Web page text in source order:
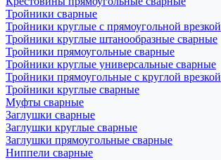
Тройники сварные
Тройники круглые с прямоугольной врезкой
Тройники круглые штанообразные сварные
Тройники прямоугольные сварные
Тройники круглые универсальные сварные
Тройники прямоугольные с круглой врезкой
Тройники круглые сварные
Муфты сварные
Заглушки сварные
Заглушки круглые сварные
Заглушки прямоугольные сварные
Ниппели сварные